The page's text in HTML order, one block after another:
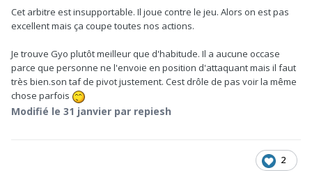
Cet arbitre est insupportable. Il joue contre le jeu. Alors on est pas
excellent mais ça coupe toutes nos actions.
Je trouve Gyo plutôt meilleur que d'habitude. Il a aucune occase
parce que personne ne l'envoie en position d'attaquant mais il faut
très bien.son taf de pivot justement. Cest drôle de pas voir la même
chose parfois
Modifié le 31 janvier par repiesh
2